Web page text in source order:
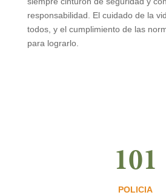
responsabilidad. El cuidado de la
todos, y el cumplimiento de las
para lograrlo.
101
POLICIA